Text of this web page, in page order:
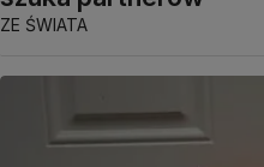
ZE ŚWIATA